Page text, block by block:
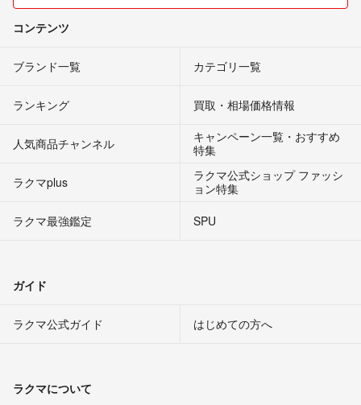
コンテンツ
ブランド一覧 カテゴリ一覧
ランキング 買取・相場価格情報
人気商品チャンネル
キャンペーン一覧・おすすめ
特集
ラクマplus
ラクマ公式ショップ ファッシ
ョン特集
ラクマ最強鑑定
SPU
ガイド
ラクマ公式ガイド はじめての方へ
ラクマについて